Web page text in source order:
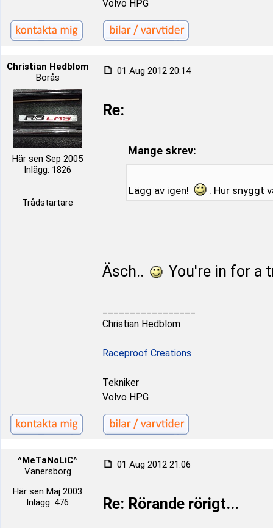
Volvo HPG
Christian Hedblom
Borås
Här sen Sep 2005
Inlägg: 1826
Trådstartare
01 Aug 2012 20:14
Re:
Mange skrev:
Lägg av igen! . Hur snyggt
Äsch.. You're in for a
Christian Hedblom
Raceproof Creations
Tekniker
Volvo HPG
^MeTaNoLiC^
Vänersborg
Här sen Maj 2003
Inlägg: 476
01 Aug 2012 21:06
Re: Rörande rörigt...